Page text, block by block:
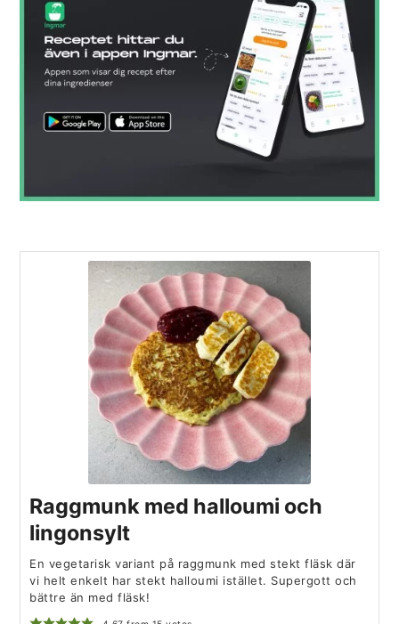
Raggmunk med halloumi och
lingonsylt
En vegetarisk variant på raggmunk med stekt fläsk där
vi helt enkelt har stekt halloumi istället. Supergott och
bättre än med fläsk!